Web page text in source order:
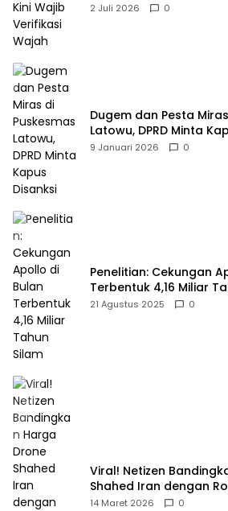
2 Juli 2026 0
Dugem dan Pesta
Latowu, DPRD Minta
9 Januari 2026 0
Penelitian: Cekungan
Terbentuk 4,16 Miliar
21 Agustus 2025 0
Viral! Netizen
Shahed Iran dengan
Selisihnya Capai 5 Kali
14 Maret 2026 0